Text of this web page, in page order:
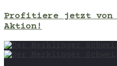
Profitiere jetzt von
Aktion!